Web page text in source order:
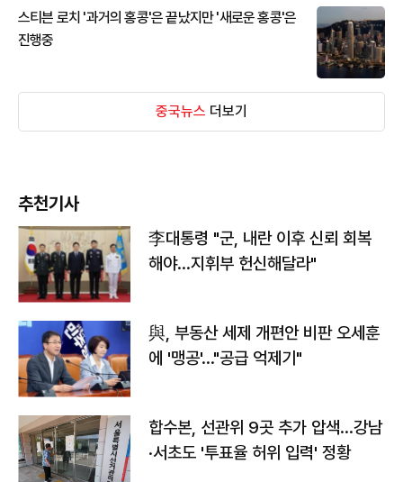
스티븐 로치 '과거의 홍콩'은 끝났지만 '새로운 홍콩'은
진행중
중국뉴스 더보기
추천기사
李대통령 "군, 내란 이후 신뢰 회복
해야…지휘부 헌신해달라"
與, 부동산 세제 개편안 비판 오세훈
에 '맹공'…"공급 억제기"
합수본, 선관위 9곳 추가 압색…강남
·서초도 '투표율 허위 입력' 정황